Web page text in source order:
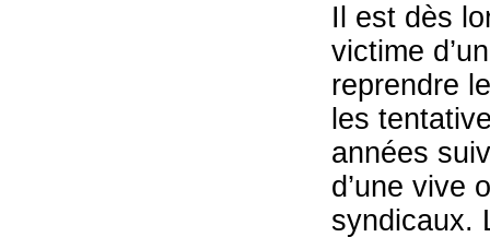
Il est dès
victime
reprendre
les
années
d’une vive
syndicaux.